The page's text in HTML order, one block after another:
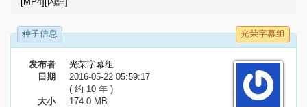
种子信息 光荣字幕组
发布者
光荣字幕组
日期
2016-05-22 05:59:17
( 约 10 年 )
大小
174.0 MB